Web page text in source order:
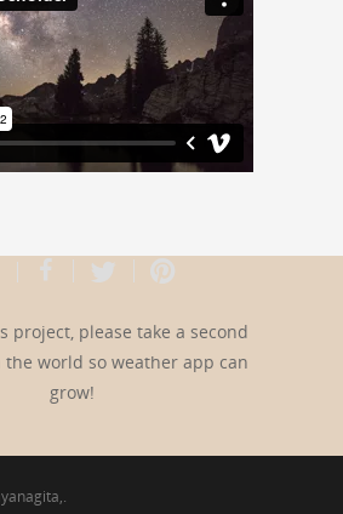
project, please take a second
world so weather app can
grow!